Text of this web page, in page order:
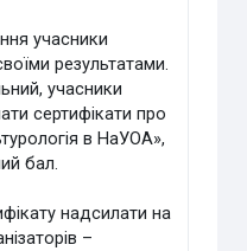
учасники
результатами.
учасники
сертифікати про
в НаУОА»,
бал.
надсилати на
–